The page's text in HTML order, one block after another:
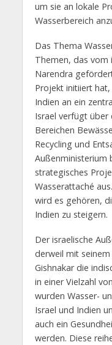
um sie an lokale
Wasserbereich
Das Thema
Themen, das vom
Narendra
Projekt initiiert
Indien an ein
Israel verfügt über
Bereichen
Recycling und
Außenministerium
strategisches
Wasserattaché
wird es gehören,
Indien zu steigern.
Der israelische
derweil mit
Gishnakar die
in einer Vielzahl
wurden Wasser-
Israel und Indien
auch ein
werden. Diese